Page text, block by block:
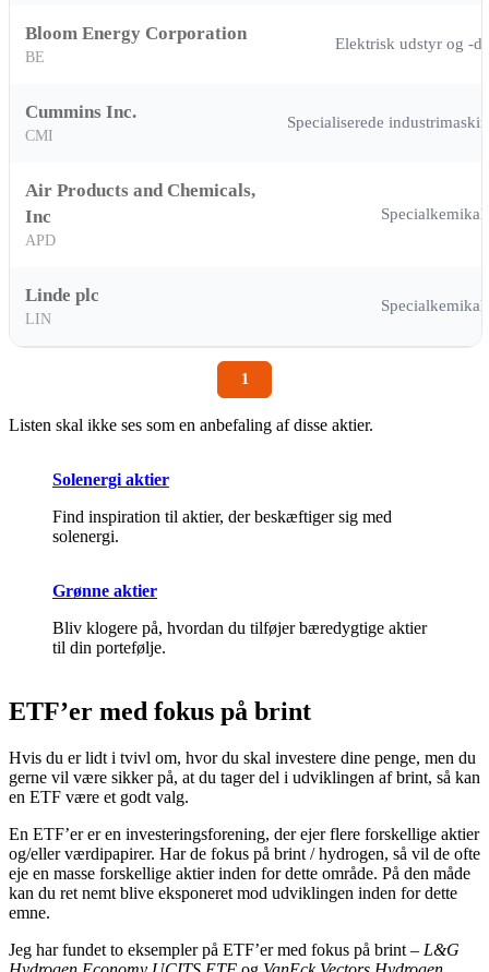
Bloom Energy Corporation
BE
Elektrisk udstyr og -
Cummins Inc.
CMI
Specialiserede
Air Products and Chemicals,
Inc
APD
Linde plc
LIN
1
Listen skal ikke ses som en anbefaling af disse aktier.
Solenergi aktier
Find inspiration til aktier, der beskæftiger sig med
solenergi.
Grønne aktier
Bliv klogere på, hvordan du tilføjer bæredygtige aktier
til din portefølje.
ETF’er med fokus på brint
Hvis du er lidt i tvivl om, hvor du skal investere dine penge, men du
gerne vil være sikker på, at du tager del i udviklingen af brint, så kan
en ETF være et godt valg.
En ETF’er er en investeringsforening, der ejer flere forskellige aktier
og/eller værdipapirer. Har de fokus på brint / hydrogen, så vil de ofte
eje en masse forskellige aktier inden for dette område. På den måde
kan du ret nemt blive eksponeret mod udviklingen inden for dette
emne.
Jeg har fundet to eksempler på ETF’er med fokus på brint – L&G